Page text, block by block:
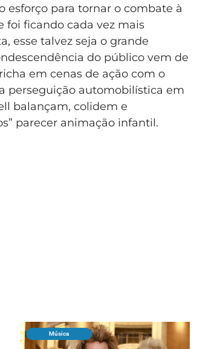
esforço para tornar o combate à
foi ficando cada vez mais
esse talvez seja o grande
do público vem de
em cenas de ação com o
perseguição automobilística em
balançam, colidem e
parecer animação infantil.
Música